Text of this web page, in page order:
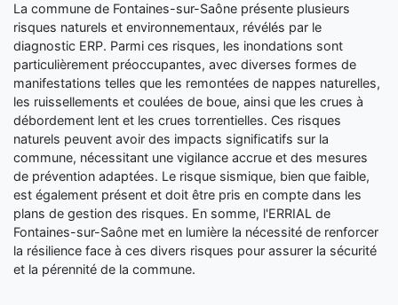
La commune de Fontaines-sur-Saône présente plusieurs
risques naturels et environnementaux, révélés par le
diagnostic ERP. Parmi ces risques, les inondations sont
particulièrement préoccupantes, avec diverses formes de
manifestations telles que les remontées de nappes naturelles,
les ruissellements et coulées de boue, ainsi que les crues à
débordement lent et les crues torrentielles. Ces risques
naturels peuvent avoir des impacts significatifs sur la
commune, nécessitant une vigilance accrue et des mesures
de prévention adaptées. Le risque sismique, bien que faible,
est également présent et doit être pris en compte dans les
plans de gestion des risques. En somme, l'ERRIAL de
Fontaines-sur-Saône met en lumière la nécessité de renforcer
la résilience face à ces divers risques pour assurer la sécurité
et la pérennité de la commune.